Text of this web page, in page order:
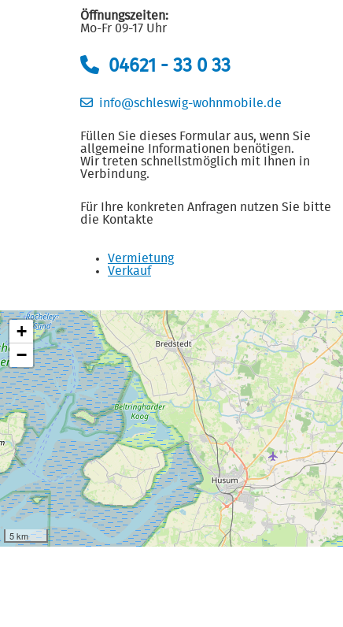
Öffnungszeiten:
Mo-Fr 09-17 Uhr
04621 - 33 0 33
info@schleswig-wohnmobile.de
Füllen Sie dieses Formular aus, wenn Sie
allgemeine Informationen benötigen.
Wir treten schnellstmöglich mit Ihnen in
Verbindung.
Für Ihre konkreten Anfragen nutzen Sie bitte
die Kontakte
Vermietung
Verkauf
+
−
5 km